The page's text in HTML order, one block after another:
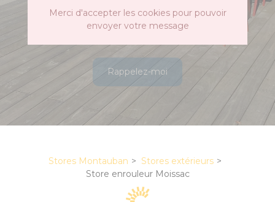
Merci d'accepter les cookies pour pouvoir
envoyer votre message
Rappelez-moi
Stores Montauban
Stores extérieurs
Store enrouleur Moissac